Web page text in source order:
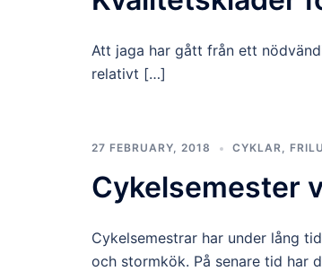
Att jaga har gått från ett
relativt […]
27 FEBRUARY, 2018 CYKLAR
Cykelsemester
Cykelsemestrar har under lång
och stormkök. På senare tid har